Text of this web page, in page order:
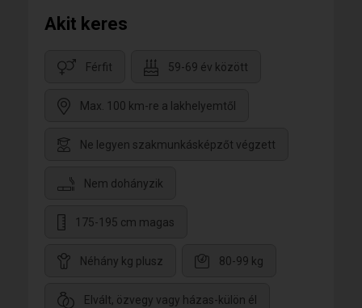
Akit keres
Férfit 59-69 év között
Max. 100 km-re a lakhelyemtől
Ne legyen szakmunkásképzőt végzett
Nem dohányzik
175-195 cm magas
Néhány kg plusz 80-99 kg
Elvált, özvegy vagy házas-külön él